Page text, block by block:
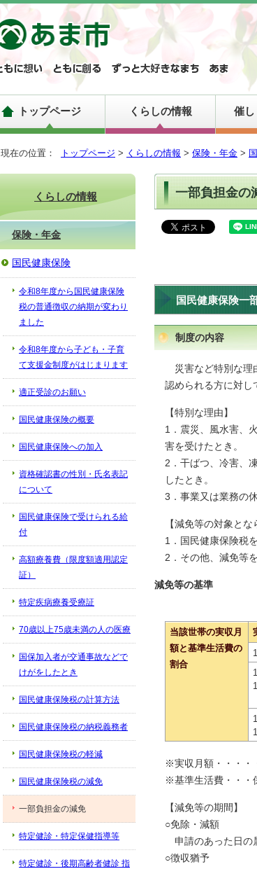
トップページ くらしの情報 催し
現在の位置： トップページ > くらしの情報 > 保険・年金 >
一部負担金の
国民健康保険一
制度の内容
災害など特別な理
認められる方に対し
【特別な理由】
1．震災、風水害、
害を受けたとき。
2．干ばつ、冷害、
したとき。
3．事業又は業務の
【減免等の対象とな
1．国民健康保険税
2．その他、減免等
減免等の基準
当該世帯の実収月
額と基準生活費の
割合
※実収月額・・・・
※基準生活費・・・
【減免等の期間】
○免除・減額
申請のあった日の
○徴収猶予
くらしの情報
保険・年金
国民健康保険
令和8年度から国民健康保険
税の普通徴収の納期が変わり
ました
令和8年度から子ども・子育
て支援金制度がはじまります
適正受診のお願い
国民健康保険の概要
国民健康保険への加入
資格確認書の性別・氏名表記
について
国民健康保険で受けられる給
付
高額療養費（限度額適用認定
証）
特定疾病療養受療証
70歳以上75歳未満の人の医療
国保加入者が交通事故などで
けがをしたとき
国民健康保険税の計算方法
国民健康保険税の納税義務者
国民健康保険税の軽減
国民健康保険税の減免
一部負担金の減免
特定健診・特定保健指導等
特定健診・後期高齢者健診 指